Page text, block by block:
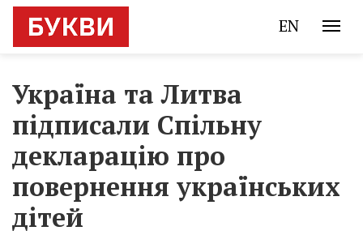
EN
Україна та Литва
підписали Спільну
декларацію про
повернення українських
дітей